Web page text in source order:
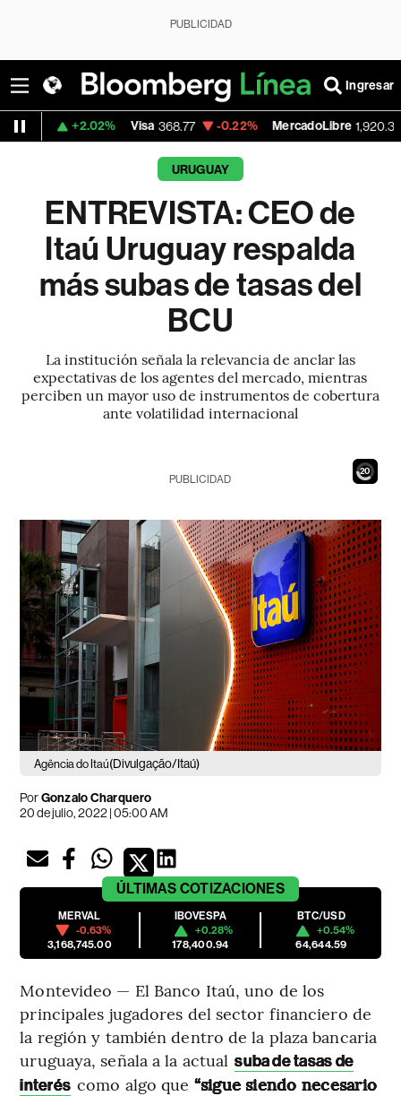
PUBLICIDAD
Ingresar
Visa 368.77 -0.22% MercadoLibre 1,920.325 +1.60%
URUGUAY
ENTREVISTA: CEO de
Itaú Uruguay respalda
más subas de tasas del
BCU
La institución señala la relevancia de anclar las
expectativas de los agentes del mercado, mientras
perciben un mayor uso de instrumentos de cobertura
ante volatilidad internacional
18
PUBLICIDAD
Agência do Itaú(Divulgação/Itaú)
PorGonzalo Charquero
20 de julio, 2022 | 05:00 AM
ÚLTIMAS COTIZACIONES
MERVAL
-0.63%
3,168,745.00
IBOVESPA
+0.28%
178,400.94
BTC/USD
+0.54%
64,644.59
Montevideo — El Banco Itaú, uno de los
principales jugadores del sector financiero de
la región y también dentro de la plaza bancaria
uruguaya, señala a la actual suba de tasas de
interés como algo que “sigue siendo necesario